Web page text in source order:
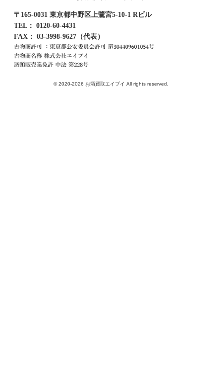
〒165-0031 東京都中野区上鷺宮5-10-1 Rビル
TEL： 0120-60-4431
FAX： 03-3998-9627（代表）
© 2020-2026 お酒買取エイブイ All rights reserved.